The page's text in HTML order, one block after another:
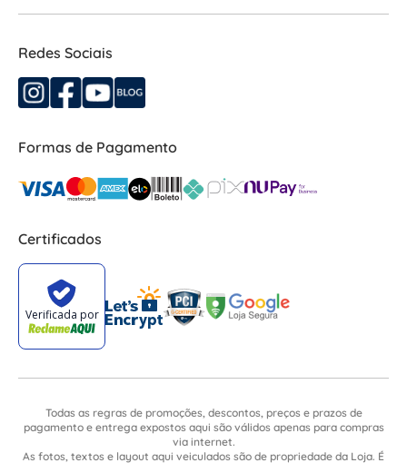
Redes Sociais
Formas de Pagamento
Certificados
Todas as regras de promoções, descontos, preços e prazos de
pagamento e entrega expostos aqui são válidos apenas para compras
via internet.
As fotos, textos e layout aqui veiculados são de propriedade da Loja. É